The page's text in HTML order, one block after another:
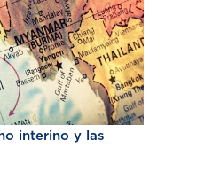
interino y las